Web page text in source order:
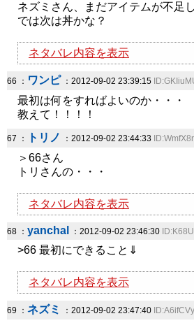
ネズミさん、まだアイテムが不足
では次は丼かな？
ネタバレ内容を表示
66 ： ワンピ ：2012-09-02 23:39:15
最初は何をすればよいのか・・・
教えて！！！！
67 ： トリノ ：2012-09-02 23:44:33
＞66さん
トリさんの・・・
ネタバレ内容を表示
68 ： yanchal ：2012-09-02 23:46:30
>66 最初にできること⇓
ネタバレ内容を表示
69 ： ネズミ ：2012-09-02 23:47:40